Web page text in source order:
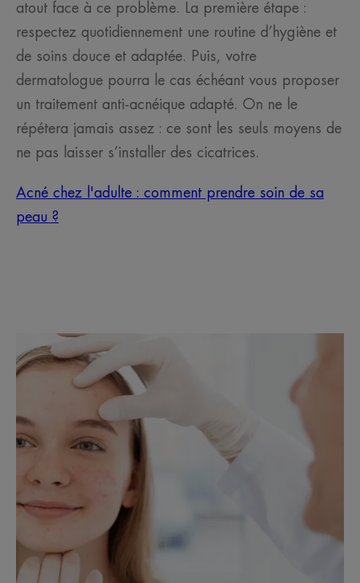
atout face à ce problème. La première étape :
respectez quotidiennement une routine d’hygiène et
de soins douce et adaptée. Puis, votre
dermatologue pourra le cas échéant vous proposer
un traitement anti-acnéique adapté. On ne le
répétera jamais assez : ce sont les seuls moyens de
ne pas laisser s’installer des cicatrices.
Acné chez l'adulte : comment prendre soin de sa
peau ?